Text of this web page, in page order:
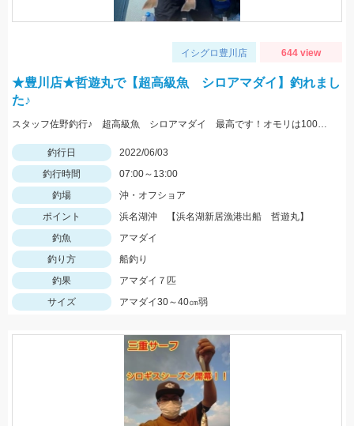
イシグロ豊川店 644 view
★豊川店★哲遊丸で【超高級魚 シロアマダイ】釣れまし
た♪
スタッフ佐野釣行♪ 超高級魚 シロアマダイ 最高です！オモリは100号。エサは「ホタルイカ」で連発でした♪
釣行日
2022/06/03
釣行時間
07:00～13:00
釣場
沖・オフショア
ポイント
浜名湖沖 【浜名湖新居漁港出船 哲遊丸】
釣魚
アマダイ
釣り方
船釣り
釣果
アマダイ７匹
サイズ
アマダイ30～40㎝弱